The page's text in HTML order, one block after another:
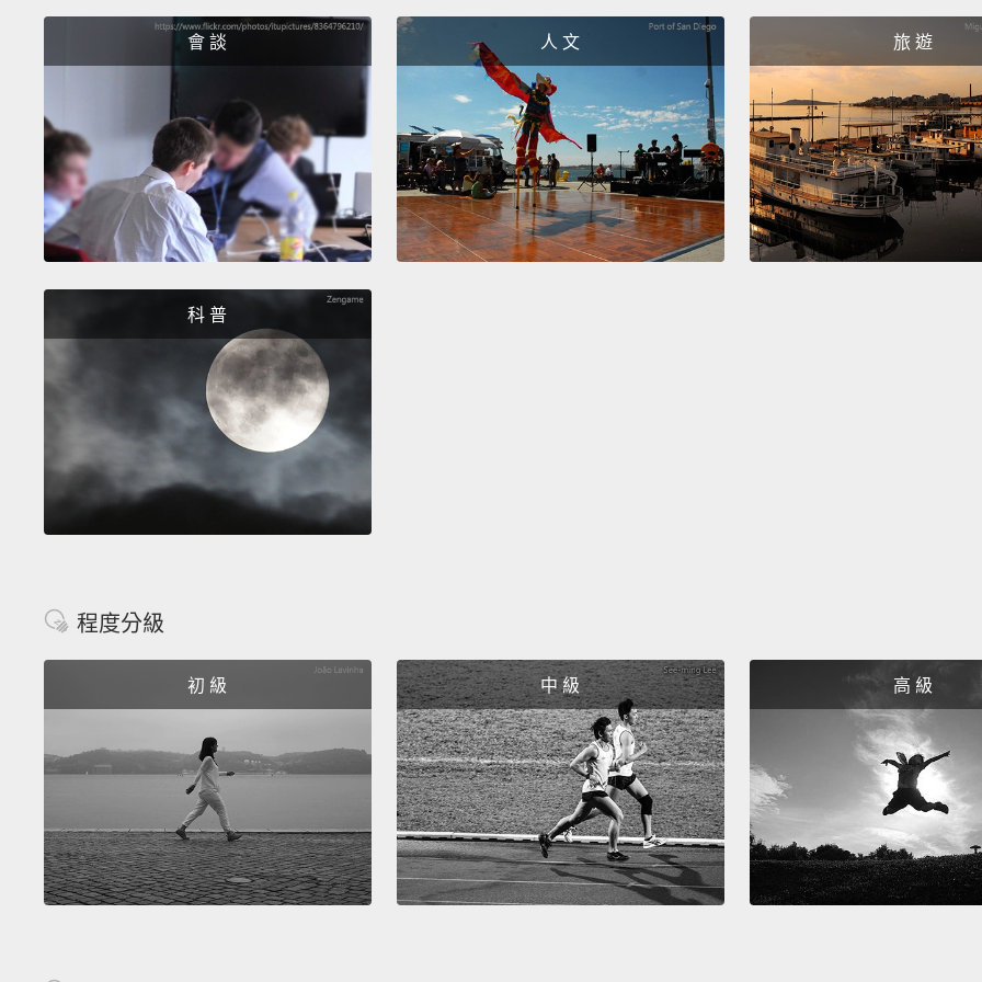
會 談 人 文 旅 遊
科 普
程度分級
初 級 中 級 高 級